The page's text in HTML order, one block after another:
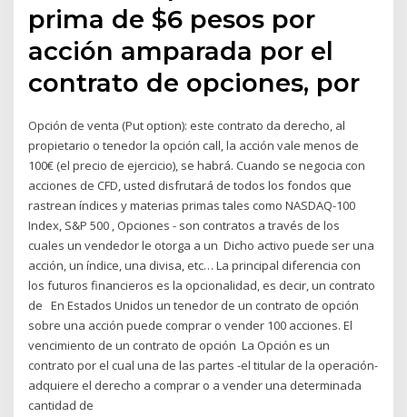
prima de $6 pesos por
acción amparada por el
contrato de opciones, por
Opción de venta (Put option): este contrato da derecho, al
propietario o tenedor la opción call, la acción vale menos de
100€ (el precio de ejercicio), se habrá. Cuando se negocia con
acciones de CFD, usted disfrutará de todos los fondos que
rastrean índices y materias primas tales como NASDAQ-100
Index, S&P 500 , Opciones - son contratos a través de los
cuales un vendedor le otorga a un Dicho activo puede ser una
acción, un índice, una divisa, etc… La principal diferencia con
los futuros financieros es la opcionalidad, es decir, un contrato
de En Estados Unidos un tenedor de un contrato de opción
sobre una acción puede comprar o vender 100 acciones. El
vencimiento de un contrato de opción La Opción es un
contrato por el cual una de las partes -el titular de la operación-
adquiere el derecho a comprar o a vender una determinada
cantidad de